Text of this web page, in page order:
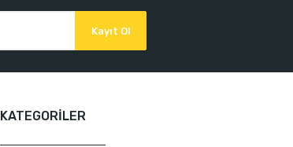
Kayıt Ol
KATEGORİLER